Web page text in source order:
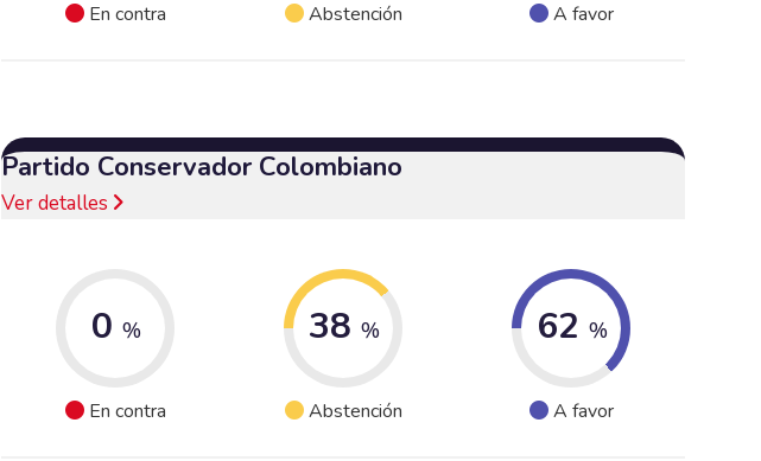
En contra Abstención A favor
Partido Conservador Colombiano
Ver detalles
0 %
En contra
38 %
Abstención
62 %
A favor